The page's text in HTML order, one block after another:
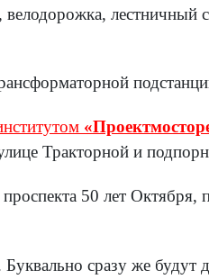
лестничный
Тракторной и
50 лет Октября,
сразу же будут